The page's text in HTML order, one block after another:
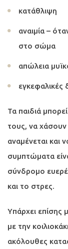
κατάθλιψη
αναιμία –
στο σώμα
απώλεια
εγκεφαλικές
Τα παιδιά
τους, να
αναμένεται και
συμπτώματα
σύνδρομο
και το στρες.
Υπάρχει επίσης
με την
ακόλουθες